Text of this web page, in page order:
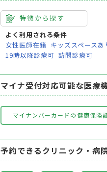
特徴から探す
よく利用される条件
女性医師在籍 キッズスペースあ
19時以降診療可 訪問診療可
マイナ受付対応可能な医療
マイナンバーカードの健康保険
予約できるクリニック・病